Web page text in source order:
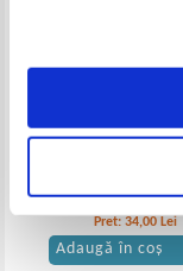
Megan Maxwell -
Pret:34,00 Lei
Adaugă în coș